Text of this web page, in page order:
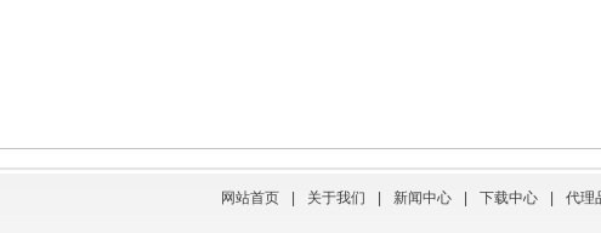
网站首页 关于我们 新闻中心 下载中心 代理